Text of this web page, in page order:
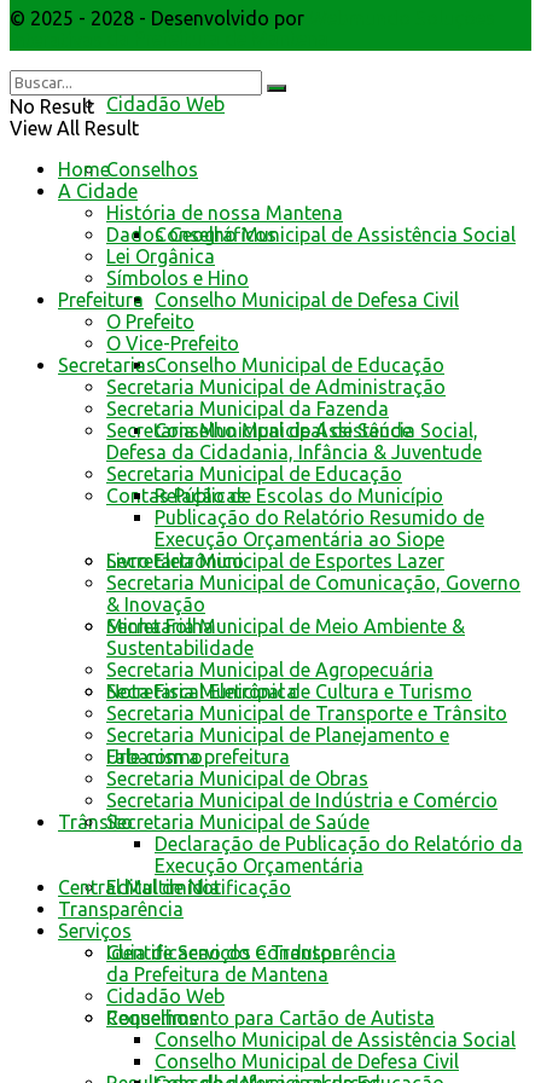
Cidadão Web
Conselhos
Conselho Municipal de Assistência Social
Conselho Municipal de Defesa Civil
Conselho Municipal de Educação
Conselho Municipal de Saúde
Contas Públicas
Livro Eletrônico
Minha Folha
Nota Fiscal Eletrônica
Fale com a prefeitura
Trânsito
Edital de Notificação
Identificacao do Condutor
Requerimento para Cartão de Autista
© 2025 - 2028 - Desenvolvido por
No Result
View All Result
Home
A Cidade
História de nossa Mantena
Dados Geográficos
Lei Orgânica
Símbolos e Hino
Prefeitura
O Prefeito
O Vice-Prefeito
Secretarias
Secretaria Municipal de Administração
Secretaria Municipal da Fazenda
Secretaria Municipal de Assistência Social,
Defesa da Cidadania, Infância & Juventude
Secretaria Municipal de Educação
Relação de Escolas do Município
Publicação do Relatório Resumido de
Execução Orçamentária ao Siope
Secretaria Municipal de Esportes Lazer
Secretaria Municipal de Comunicação, Governo
& Inovação
Secretaria Municipal de Meio Ambiente &
Sustentabilidade
Secretaria Municipal de Agropecuária
Secretaria Municipal de Cultura e Turismo
Secretaria Municipal de Transporte e Trânsito
Secretaria Municipal de Planejamento e
Urbanismo
Secretaria Municipal de Obras
Secretaria Municipal de Indústria e Comércio
Secretaria Municipal de Saúde
Declaração de Publicação do Relatório da
Execução Orçamentária
Central Multimídia
Transparência
Serviços
Guia de Serviços e Transparência
da Prefeitura de Mantena
Cidadão Web
Conselhos
Conselho Municipal de Assistência Social
Conselho Municipal de Defesa Civil